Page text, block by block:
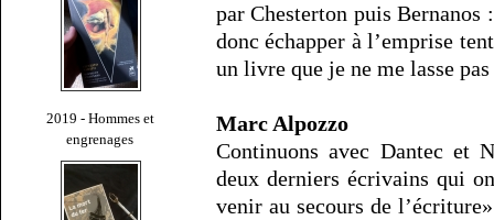
2019 - Hommes et
engrenages
par Chesterton puis Bernanos
donc échapper à l’emprise
un livre que je ne me lasse
Marc Alpozzo
Continuons avec Dantec et
deux derniers écrivains qui
venir au secours de